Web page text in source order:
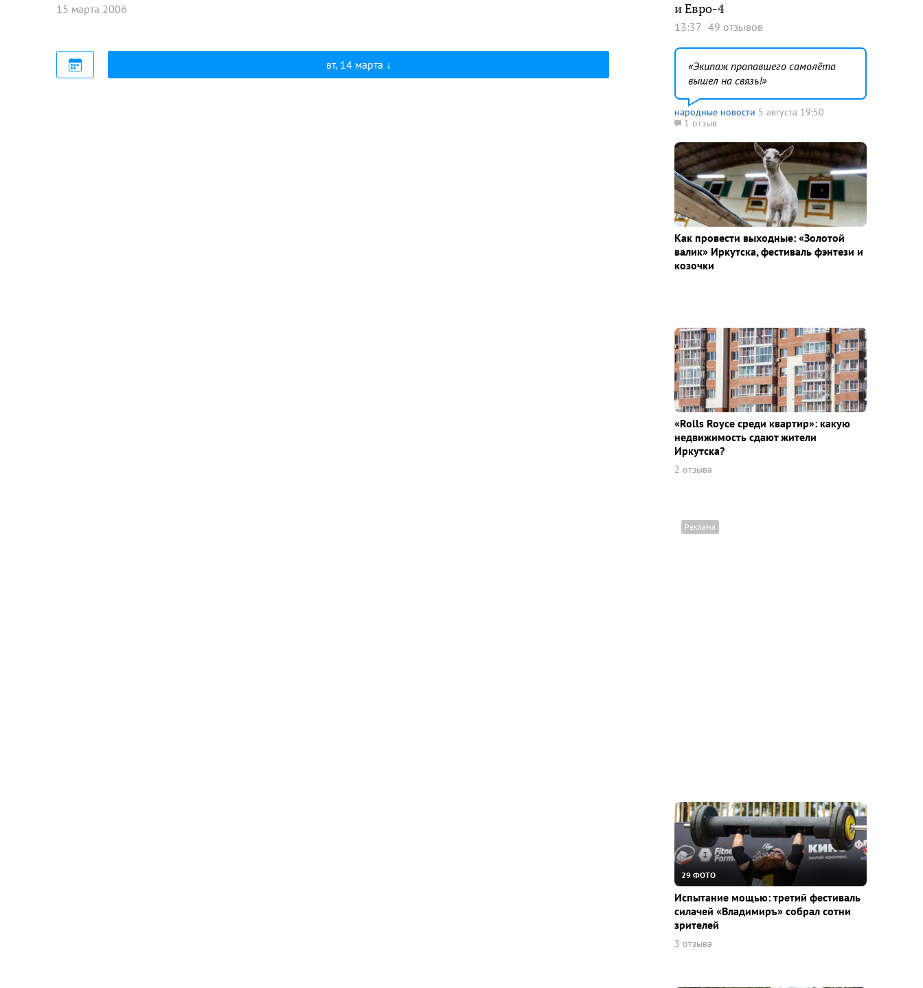
15 марта 2006
вт, 14 марта
и Евро-4
13:37 49 отзывов
Экипаж пропавшего самолёта
вышел на связь!
народные новости 5 августа 19:50
1 отзыв
Как провести выходные: «Золотой
валик» Иркутска, фестиваль фэнтези и
козочки
«Rolls Royce среди квaртир»: какую
недвижимость сдают жители
Иркутска?
2 отзыва
29 ФОТО
Испытание мощью: третий фестиваль
силачей «Владимиръ» собрал сотни
зрителей
3 отзыва